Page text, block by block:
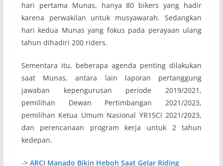
hari pertama Munas, hanya 80 bikers yang hadir
karena perwakilan untuk musyawarah. Sedangkan
hari kedua Munas yang fokus pada perayaan ulang
tahun dihadiri 200 riders.
Sementara itu, beberapa agenda penting dilakukan
saat Munas, antara lain laporan pertanggung
jawaban kepengurusan periode 2019/2021,
pemilihan Dewan Pertimbangan 2021/2023,
pemilihan Ketua Umum Nasional YR15CI 2021/2023,
dan perencanaan program kerja untuk 2 tahun
kedepan.
-> ARCI Manado Bikin Heboh Saat Gelar Riding